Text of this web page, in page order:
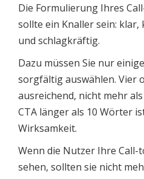
Die Formulierung Ihres
sollte ein Knaller sein:
und schlagkräftig.
Dazu müssen Sie nur
sorgfältig auswählen. Vier
ausreichend, nicht mehr
CTA länger als 10 Wörter
Wirksamkeit.
Wenn die Nutzer Ihre Call-
sehen, sollten sie nicht